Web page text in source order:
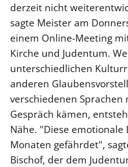
derzeit nicht
sagte Meister am
einem Online-Meeting
Kirche und Judentum.
unterschiedlichen
anderen
verschiedenen
Gespräch kämen,
Nähe. "Diese
Monaten gefährdet",
Bischof, der dem
Fachstelle Sexualisierte
Beschwerdestellen
Kirchenämter
Gleichstellung
Datenschutz
Geschäftsstelle
LANDESSYNODE
27. Landessynode
Kontakt